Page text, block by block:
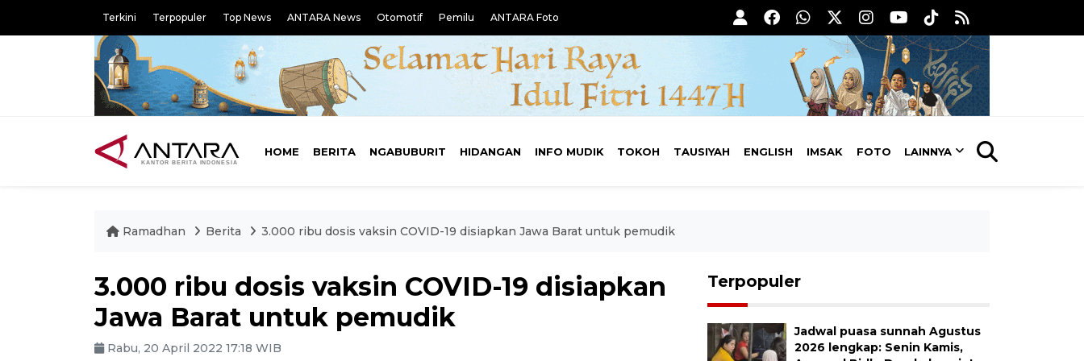
Terkini Terpopuler Top News ANTARA News Otomotif Pemilu ANTARA Foto
HOME BERITA NGABUBURIT HIDANGAN INFO MUDIK TOKOH TAUSIYAH ENGLISH IMSAK FOTO LAINNYA
Ramadhan Berita 3.000 ribu dosis vaksin COVID-19 disiapkan Jawa Barat untuk pemudik
3.000 ribu dosis vaksin COVID-19 disiapkan
Jawa Barat untuk pemudik
Rabu, 20 April 2022 17:18 WIB
Terpopuler
Jadwal puasa sunnah Agustus
2026 lengkap: Senin Kamis,